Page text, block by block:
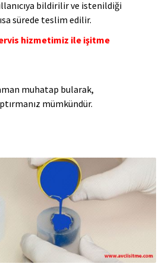
bildirilir ve istenildiği
sürede teslim edilir.
hizmetimiz ile işitme
muhatap bularak,
mümkündür.